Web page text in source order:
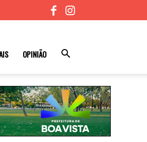
OPINIÃO